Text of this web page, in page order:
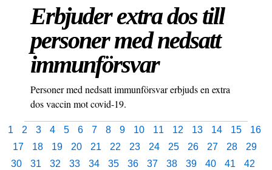
Erbjuder extra dos till
personer med nedsatt
immunförsvar
Personer med nedsatt immunförsvar erbjuds en extra
dos vaccin mot covid-19.
1 2 3 4 5 6 7 8 9 10 11 12 13 14 15
16
17
18 19 20 21 22 23 24 25 26 27 28
29
30
31 32 33 34 35 36 37 38 39 40 41
42